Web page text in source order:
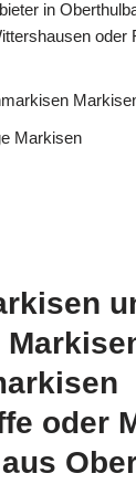
in
oder
Markisen
oder